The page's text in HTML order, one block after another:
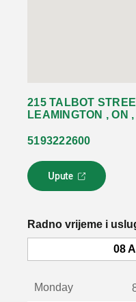
215 TALBOT
LEAMINGTON , ON
5193222600
Upute
L
i
k
o
Radno vrijeme i
08
Monday